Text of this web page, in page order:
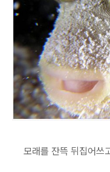
모래를 잔뜩 뒤집어쓰